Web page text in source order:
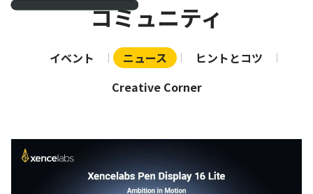
コミュニティ
イベント ニュース
ヒントとコツ
Creative Corner